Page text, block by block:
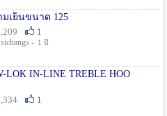
มเย็นขนาด 125
1
sichangs - 1 ปี
LOK IN-LINE TREBLE HOO
1